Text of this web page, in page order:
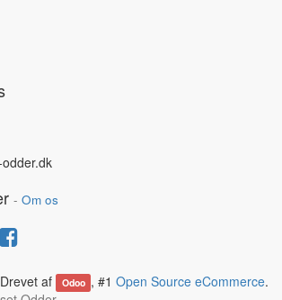
- Om os
Drevet af Odoo , #1 Open Source eCommerce.